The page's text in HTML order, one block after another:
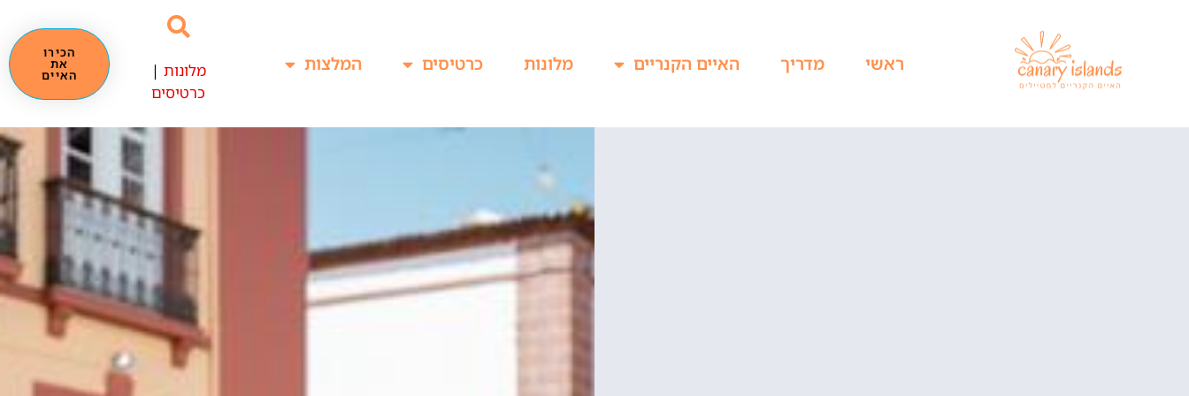
ראשי מדריך האיים הקנריים מלונות כרטיסים המלצות מלונות |
כרטיסים
הכירו
את
האיים